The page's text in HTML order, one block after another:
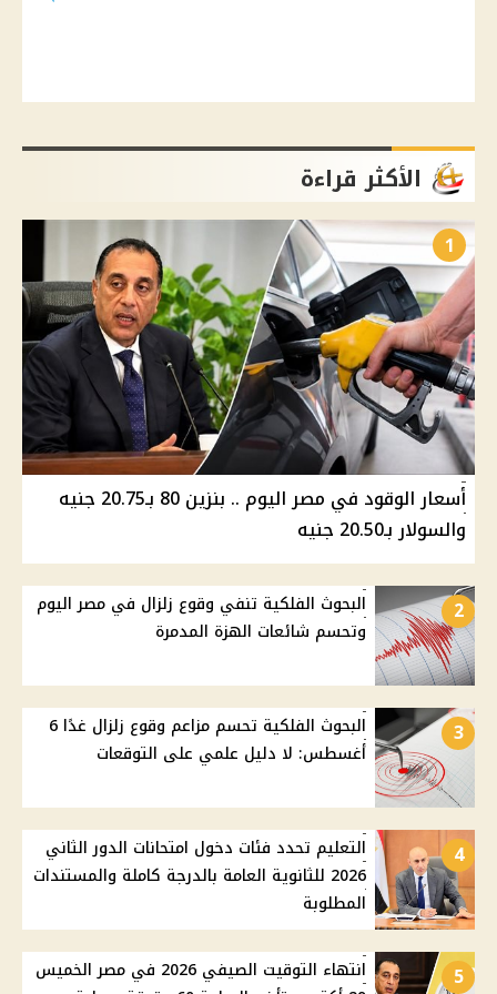
الأكثر قراءة
1
أسعار الوقود في مصر اليوم .. بنزين 80 بـ20.75 جنيه
والسولار بـ20.50 جنيه
2
البحوث الفلكية تنفي وقوع زلزال في مصر اليوم
وتحسم شائعات الهزة المدمرة
3
البحوث الفلكية تحسم مزاعم وقوع زلزال غدًا 6
أغسطس: لا دليل علمي على التوقعات
4
التعليم تحدد فئات دخول امتحانات الدور الثاني
2026 للثانوية العامة بالدرجة كاملة والمستندات
المطلوبة
5
انتهاء التوقيت الصيفي 2026 في مصر الخميس